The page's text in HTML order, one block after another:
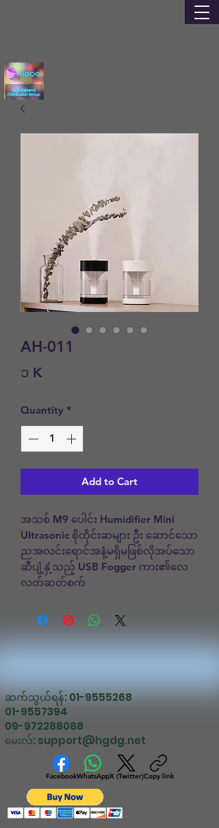
AH-011
၁ K
Quantity *
Add to Cart
အသစ် M9 ပေါင်း Humidifier Mini
Ultrasonic စိုထိုင်းဆများ ဦး ဆောင်သော
ညအလင်းရောင်အနံ့မရှိမဖြစ်လိုအပ်သော
ဆီပျံ့နှံ့သည့် USB Fogger ကား၏လေ
လတ်ဆတ်စက်
ဆက်သွယ်ရန်:01-9555268
01-9557394
09-972288088
မေးလ်: support@hgdg.net
FacebookWhatsAppX (Twitter)Copy link